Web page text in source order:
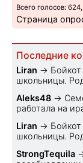
Всего голосов:
Страница
Последние
Liran →
школьницы.
Aleks48 →
работала на
Liran →
школьницы.
StrongTequila